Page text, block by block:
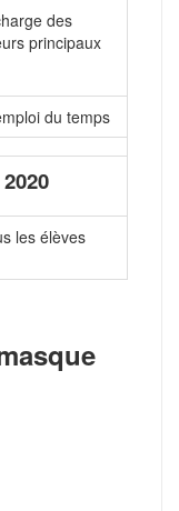
des
principaux
du temps
0
les élèves